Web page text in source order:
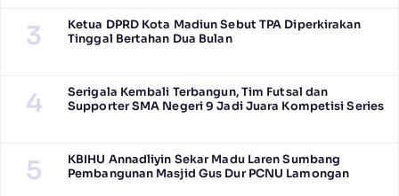
3
Ketua DPRD Kota Madiun Sebut TPA Diperkirakan
Tinggal Bertahan Dua Bulan
4
Serigala Kembali Terbangun, Tim Futsal dan
Supporter SMA Negeri 9 Jadi Juara Kompetisi Series
5
KBIHU Annadliyin Sekar Madu Laren Sumbang
Pembangunan Masjid Gus Dur PCNU Lamongan